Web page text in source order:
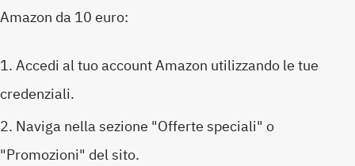
Amazon da 10 euro:
Accedi al tuo account Amazon utilizzando le tue
credenziali.
Naviga nella sezione "Offerte speciali" o
"Promozioni" del sito.